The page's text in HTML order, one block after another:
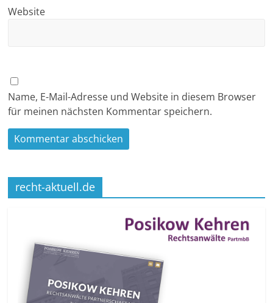
Website
Name, E-Mail-Adresse und Website in diesem Browser
für meinen nächsten Kommentar speichern.
recht-aktuell.de